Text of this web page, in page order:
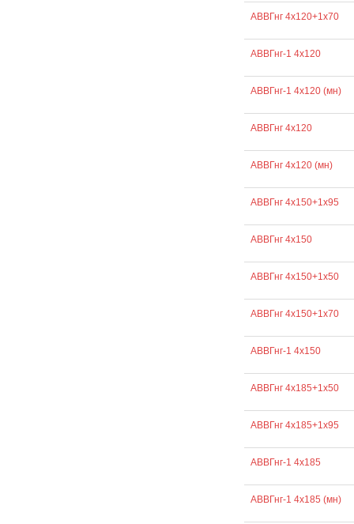
АВВГнг 4х120+1х70
АВВГнг-1 4х120
АВВГнг-1 4х120 (мн)
АВВГнг 4х120
АВВГнг 4х120 (мн)
АВВГнг 4х150+1х95
АВВГнг 4х150
АВВГнг 4х150+1х50
АВВГнг 4х150+1х70
АВВГнг-1 4х150
АВВГнг 4х185+1х50
АВВГнг 4х185+1х95
АВВГнг-1 4х185
АВВГнг-1 4х185 (мн)